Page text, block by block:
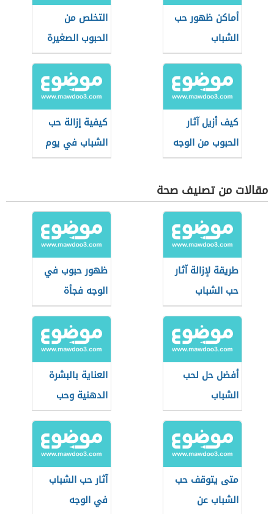
أماكن ظهور حب
الشباب
التخلص من
الحبوب الصغيرة
في الوجه
كيف أزيل آثار
الحبوب من الوجه
كيفية إزالة حب
الشباب في يوم
واحد
مقالات من تصنيف صحة
طريقة لإزالة آثار
حب الشباب
ظهور حبوب في
الوجه فجأة
أفضل حل لحب
الشباب
العناية بالبشرة
الدهنية وحب
الشباب
متى يتوقف حب
الشباب عن
آثار حب الشباب
في الوجه